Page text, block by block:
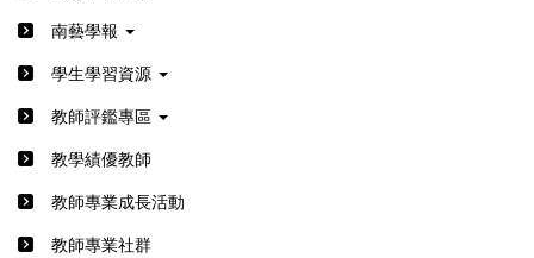
南藝學報
學生學習資源
教師評鑑專區
教學績優教師
教師專業成長活動
教師專業社群